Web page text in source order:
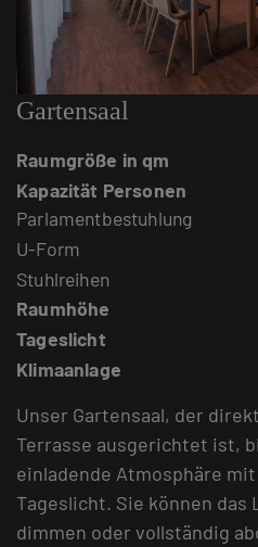
Gartensaal
Raumgröße in qm
Kapazität Personen
Parlamentbestuhlung
U-Form
Stuhlreihen
Raumhöhe
Tageslicht
Klimaanlage
Unser Gartensaal, der
Terrasse ausgerichtet ist,
einladende Atmosphäre
Tageslicht. Sie können das
dimmen oder vollständig